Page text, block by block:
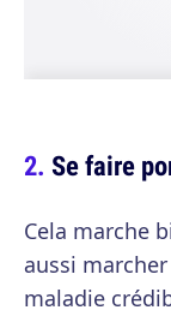
Se faire
Cela marche
aussi
maladie